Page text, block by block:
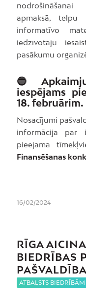
nodrošināšanai
apmaksā, telpu
informatīvo
iedzīvotāju
pasākumu
🔵
iespējams
18. februārim.
Nosacījumi
informācija par
pieejama
Finansēšanas
16/02/2024
RĪGA
BIEDRĪBAS
ATBALSTS BIEDRĪBĀM